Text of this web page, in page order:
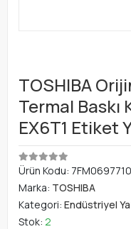
TOSHIBA
Termal Baskı
EX6T1 Etiket
Ürün Kodu:
Marka: TOSHIBA
Kategori: Endüstriyel
Stok: 2